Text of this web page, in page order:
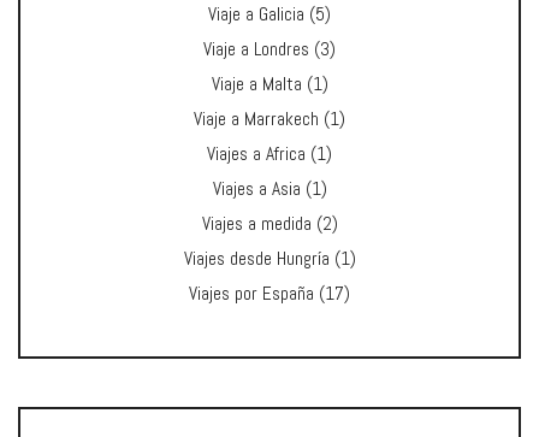
Viaje a Galicia (5)
Viaje a Londres (3)
Viaje a Malta (1)
Viaje a Marrakech (1)
Viajes a Africa (1)
Viajes a Asia (1)
Viajes a medida (2)
Viajes desde Hungría (1)
Viajes por España (17)